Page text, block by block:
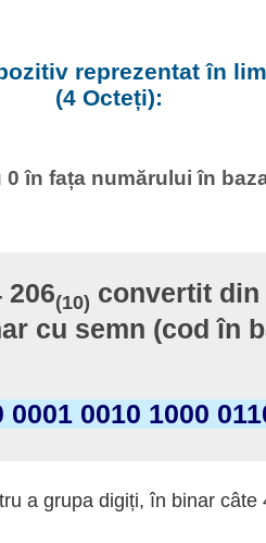
reprezentat în
(4 Octeți):
în fața numărului în
206(10) convertit din
cu semn (cod în
0001 0010 1000
a grupa digiți, în binar câte